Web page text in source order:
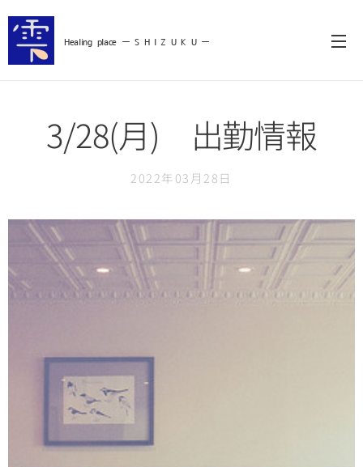
Healing place ー S H I Z U K U ー
3/28(月) 出勤情報
2022年03月28日